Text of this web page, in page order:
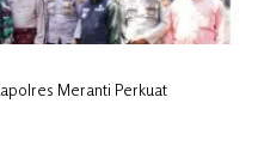
Meranti Perkuat